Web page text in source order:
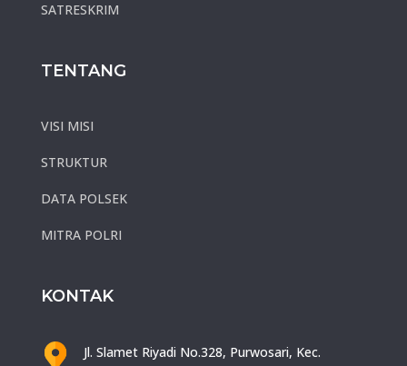
SATRESKRIM
TENTANG
VISI MISI
STRUKTUR
DATA POLSEK
MITRA POLRI
KONTAK
Jl. Slamet Riyadi No.328, Purwosari, Kec.